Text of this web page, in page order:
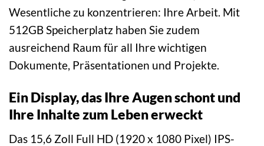
Wesentliche zu konzentrieren: Ihre Arbeit. Mit
512GB Speicherplatz haben Sie zudem
ausreichend Raum für all Ihre wichtigen
Dokumente, Präsentationen und Projekte.
Ein Display, das Ihre Augen schont und
Ihre Inhalte zum Leben erweckt
Das 15,6 Zoll Full HD (1920 x 1080 Pixel) IPS-